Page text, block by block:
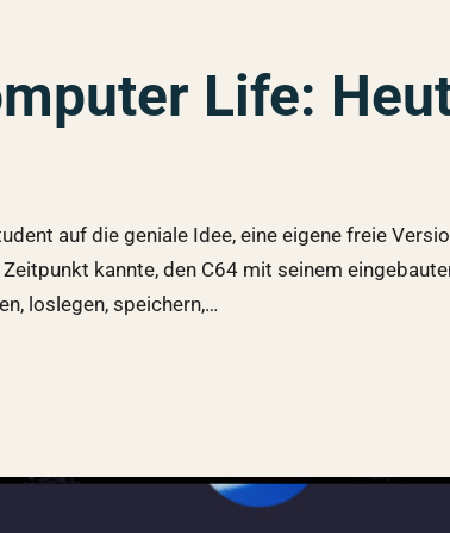
Life:
auf die geniale Idee, eine eigene freie
kannte, den C64 mit seinem
loslegen, speichern,…